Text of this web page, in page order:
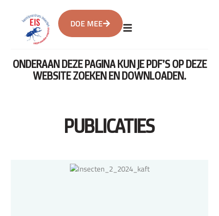
DOE MEE
ONDERAAN DEZE PAGINA KUN JE PDF’S OP DEZE
WEBSITE ZOEKEN EN DOWNLOADEN.
PUBLICATIES